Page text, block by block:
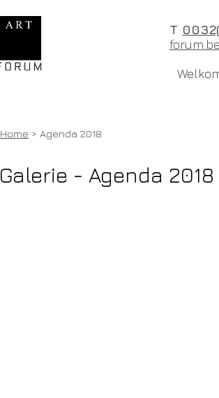
T
forum.be
Home > Agenda 2018
Galerie - Agenda 2018